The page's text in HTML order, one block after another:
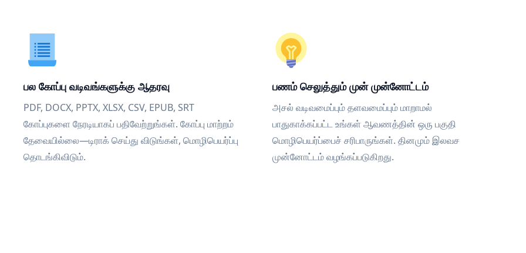
பல கோப்பு வடிவங்களுக்கு ஆதரவு
PDF, DOCX, PPTX, XLSX, CSV, EPUB, SRT
கோப்புகளை நேரடியாகப் பதிவேற்றுங்கள். கோப்பு மாற்றம்
தேவையில்லை—டிராக் செய்து விடுங்கள், மொழிபெயர்ப்பு
தொடங்கிவிடும்.
பணம் செலுத்தும் முன் முன்னோட்டம்
அசல் வடிவமைப்பும் தளவமைப்பும் மாறாமல்
பாதுகாக்கப்பட்ட உங்கள் ஆவணத்தின் ஒரு பகுதி
மொழிபெயர்ப்பைச் சரிபாருங்கள். தினமும் இலவச
முன்னோட்டம் வழங்கப்படுகிறது.